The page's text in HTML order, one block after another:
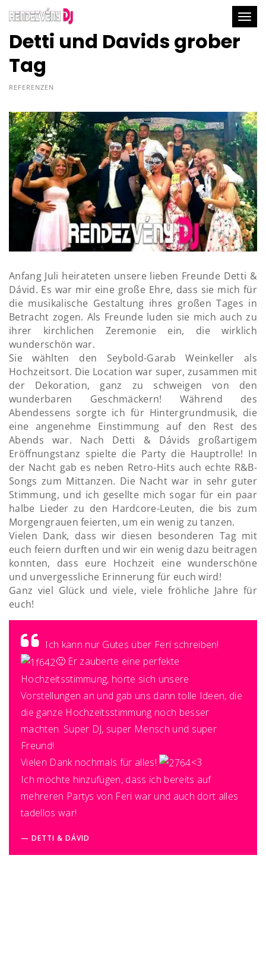
Detti und Davids grober
Tag
REFERENZEN
Anfang Juli heirateten unsere lieben Freunde Detti &
Dávid. Es war mir eine große Ehre, dass sie mich für
die musikalische Gestaltung ihres großen Tages in
Betracht zogen. Als Freunde luden sie mich auch zu
ihrer kirchlichen Zeremonie ein, die wirklich
wunderschön war.
Sie wählten den Seybold-Garab Weinkeller als
Hochzeitsort. Die Location war super, zusammen mit
der Dekoration, ganz zu schweigen von den
wunderbaren Geschmäckern! Während des
Abendessens sorgte ich für Hintergrundmusik, die
eine angenehme Einstimmung auf den Rest des
Abends war. Nach Detti & Dávids großartigem
Eröffnungstanz spielte die Party die Hauptrolle! In
der Nacht gab es neben Retro-Hits auch echte R&B-
Songs zum Mittanzen. Die Nacht war in sehr guter
Stimmung, und ich gesellte mich sogar für ein paar
halbe Lieder zu den Hardcore-Leuten, die bis zum
Morgengrauen feierten, um ein wenig zu tanzen.
Vielen Dank, dass wir diesen besonderen Tag mit
euch feiern durften und wir ein wenig dazu beitragen
konnten, dass eure Hochzeit eine wunderschöne
und unvergessliche Erinnerung für euch wird!
Ganz viel Glück und viele, viele fröhliche Jahre für
euch!
Ich kann nur Gutes über Feri schreiben!
🙂Er zauberte eine perfekte
Hochzeitsstimmung, hörte sich unsere
Vorstellungen an und gab uns dann tolle Ideen, die
die ganze Hochzeitsstimmung noch besser
machten. Super DJ, super Mensch und super
Freund!
Vielen Dank nochmals für alles!
<3
Ich möchte hinzufügen, dass ich bereits auf
mehreren Partys von Feri war und auch dort alles
tadellos war!
DETTI & DÁVID